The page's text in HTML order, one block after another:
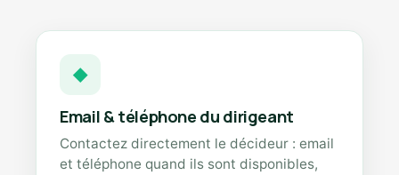
◆
Email & téléphone du dirigeant
Contactez directement le décideur : email
et téléphone quand ils sont disponibles,